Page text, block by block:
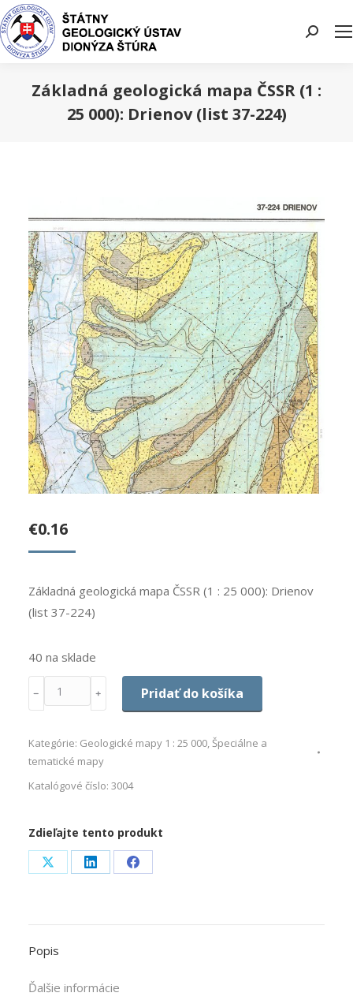
Search:
Základná geologická mapa ČSSR (1 :
25 000): Drienov (list 37-224)
€0.16
Základná geologická mapa ČSSR (1 : 25 000): Drienov
(list 37-224)
40 na sklade
Množstvo
﹣ ﹢ Pridať do košíka
Kategórie: Geologické mapy 1 : 25 000,Špeciálne a
tematické mapy
Katalógové číslo: 3004
Zdieľajte tento produkt
Share
X
Share
LinkedIn
Share
Facebook
Popis
Ďalšie informácie